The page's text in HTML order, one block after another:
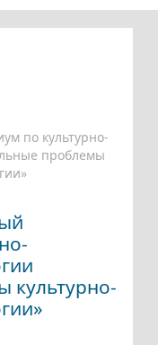
по культурно-
проблемы
культурно-